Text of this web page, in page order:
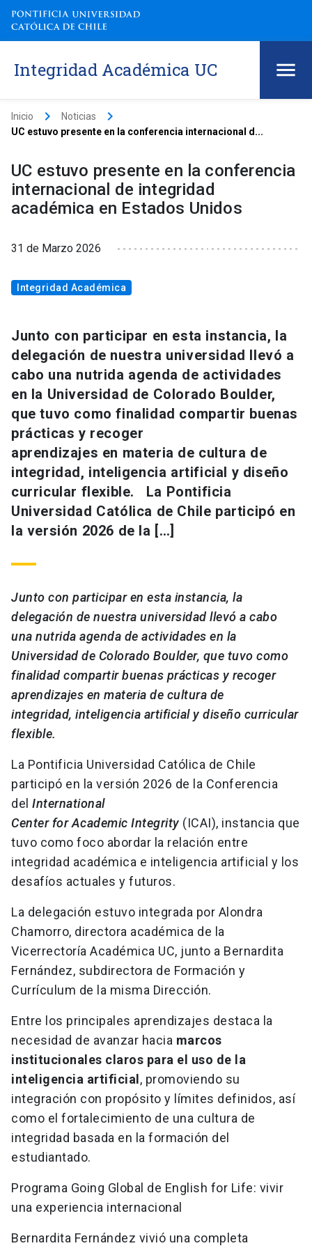
Integridad Académica UC
Inicio keyboard_arrow_right Noticias keyboard_arrow_right
UC estuvo presente en la conferencia internacional d...
UC estuvo presente en la conferencia
internacional de integridad
académica en Estados Unidos
31 de Marzo 2026
Integridad Académica
Junto con participar en esta instancia, la
delegación de nuestra universidad llevó a
cabo una nutrida agenda de actividades
en la Universidad de Colorado Boulder,
que tuvo como finalidad compartir buenas
prácticas y recoger
aprendizajes en materia de cultura de
integridad, inteligencia artificial y diseño
curricular flexible. La Pontificia
Universidad Católica de Chile participó en
la versión 2026 de la […]
Junto con participar en esta instancia, la
delegación de nuestra universidad llevó a cabo
una nutrida agenda de actividades en la
Universidad de Colorado Boulder, que tuvo como
finalidad compartir buenas prácticas y recoger
aprendizajes en materia de cultura de
integridad, inteligencia artificial y diseño curricular
flexible.
La Pontificia Universidad Católica de Chile
participó en la versión 2026 de la Conferencia
del International
Center for Academic Integrity (ICAI), instancia que
tuvo como foco abordar la relación entre
integridad académica e inteligencia artificial y los
desafíos actuales y futuros.
La delegación estuvo integrada por Alondra
Chamorro, directora académica de la
Vicerrectoría Académica UC, junto a Bernardita
Fernández, subdirectora de Formación y
Currículum de la misma Dirección.
Entre los principales aprendizajes destaca la
necesidad de avanzar hacia marcos
institucionales claros para el uso de la
inteligencia artificial , promoviendo su
integración con propósito y límites definidos, así
como el fortalecimiento de una cultura de
integridad basada en la formación del
estudiantado.
Programa Going Global de English for Life: vivir
una experiencia internacional
Bernardita Fernández vivió una completa